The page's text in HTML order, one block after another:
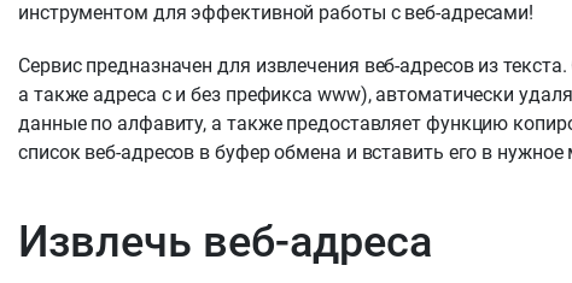
инструментом для эффективной работы с веб-адресами!
Сервис предназначен для извлечения веб-адресов из
а также адреса с и без префикса www), автоматически
данные по алфавиту, а также предоставляет функцию
список веб-адресов в буфер обмена и вставить его в нужное
Извлечь веб-адреса